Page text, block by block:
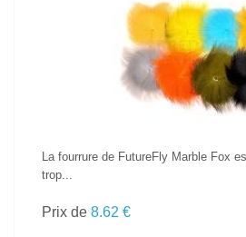
VOIR LE PRODUIT
La fourrure de FutureFly Marble Fox
trop...
Prix de 8.62 €